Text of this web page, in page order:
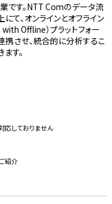
です。NTT Comのデータ流
て、オンラインとオフライン
Offline）プラットフォー
携させ、統合的に分析するこ
す。
しておりません
紹介